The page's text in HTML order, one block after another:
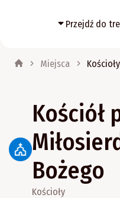
Przejdź do
Miejsca Kościoły
Kościół
Bożego
Kościoły